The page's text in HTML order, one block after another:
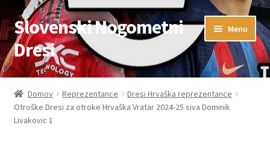
Skip
to
navigation
Skip
to
content
Slovenski Nogometni
Dresi
Menu
Domov
Blog
Domov Reprezentance
Dresi Hrvaška reprezentance
Otroške Dresi za otroke Hrvaška Vratar 2024-25 siva Dominik
Livakovic 1